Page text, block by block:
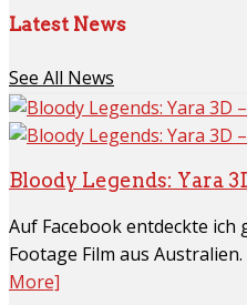
Latest News
See All News
Bloody Legends: Yara
Auf Facebook entdeckte ich
Footage Film aus
More]